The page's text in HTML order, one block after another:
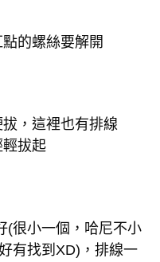
的螺絲要解開
，這裡也有排線
拔起
(很小一個，哈尼不小
有找到XD)，排線一